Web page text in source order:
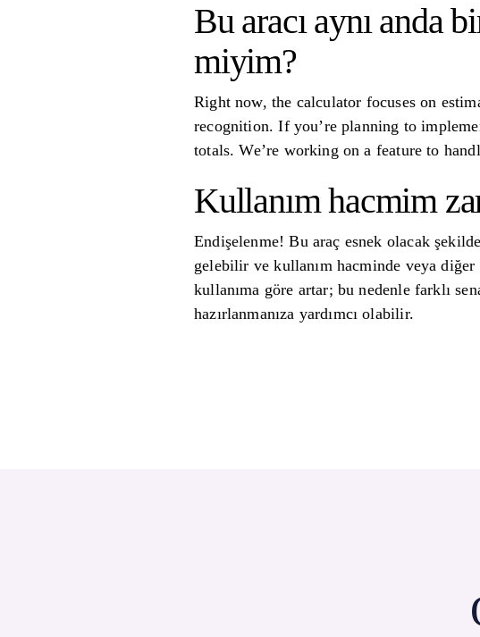
Bu aracı aynı anda
miyim?
Right now, the calculator focuses on
recognition. If you’re planning to
totals. We’re working on a feature to
Kullanım hacmim
Endişelenme! Bu araç esnek olacak
gelebilir ve kullanım hacminde veya
kullanıma göre artar; bu nedenle farklı
hazırlanmanıza yardımcı olabilir.